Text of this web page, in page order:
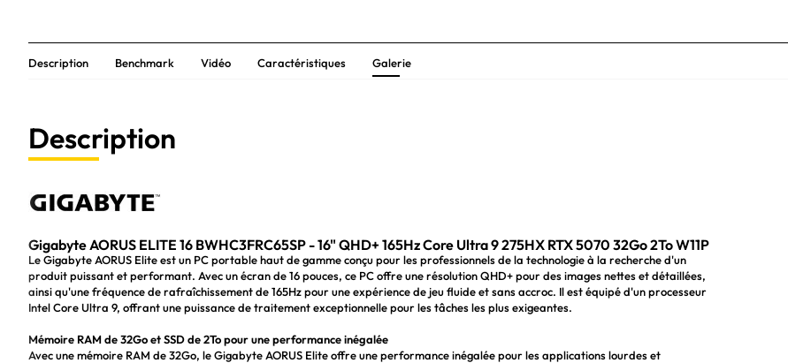
Description Benchmark Vidéo Caractéristiques Galerie
Description
Gigabyte AORUS ELITE 16 BWHC3FRC65SP - 16" QHD+ 165Hz Core Ultra 9 275HX RTX 5070 32Go 2To W11P
Le Gigabyte AORUS Elite est un PC portable haut de gamme conçu pour les professionnels de la technologie à la recherche d'un
produit puissant et performant. Avec un écran de 16 pouces, ce PC offre une résolution QHD+ pour des images nettes et détaillées,
ainsi qu'une fréquence de rafraîchissement de 165Hz pour une expérience de jeu fluide et sans accroc. Il est équipé d'un processeur
Intel Core Ultra 9, offrant une puissance de traitement exceptionnelle pour les tâches les plus exigeantes.
Mémoire RAM de 32Go et SSD de 2To pour une performance inégalée
Avec une mémoire RAM de 32Go, le Gigabyte AORUS Elite offre une performance inégalée pour les applications lourdes et